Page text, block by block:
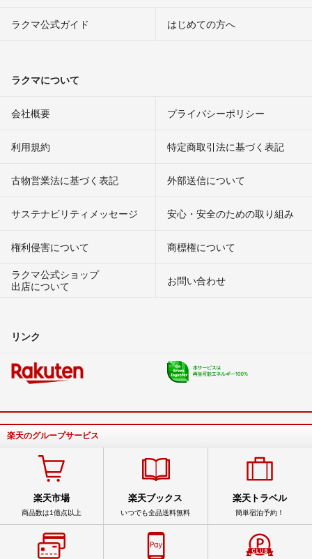
ラクマ公式ガイド はじめての方へ
ラクマについて
会社概要 プライバシーポリシー
利用規約 特定商取引法に基づく表記
古物営業法に基づく表記 外部送信について
サステナビリティメッセージ 安心・安全のための取り組み
権利侵害について
商標権について
ラクマ公式ショップ
出店について
お問い合わせ
リンク
楽天のグループサービス
楽天市場
商品数は1億点以上
楽天ブックス
いつでも全品送料無料
楽天トラベル
簡単宿泊予約！